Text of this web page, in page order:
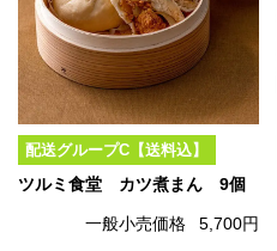
配送グループC【送料込】
ツルミ食堂 カツ煮まん 9個
一般小売価格 5,700円